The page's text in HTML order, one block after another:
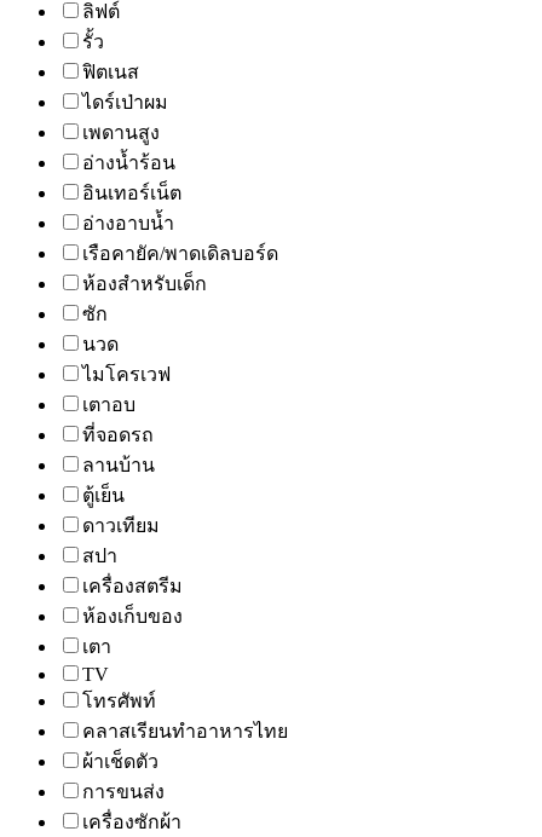
ลิฟต์
รั้ว
ฟิตเนส
ไดร์เป่าผม
เพดานสูง
อ่างน้ำร้อน
อินเทอร์เน็ต
อ่างอาบน้ำ
เรือคายัค/พาดเดิลบอร์ด
ห้องสำหรับเด็ก
ซัก
นวด
ไมโครเวฟ
เตาอบ
ที่จอดรถ
ลานบ้าน
ตู้เย็น
ดาวเทียม
สปา
เครื่องสตรีม
ห้องเก็บของ
เตา
TV
โทรศัพท์
คลาสเรียนทำอาหารไทย
ผ้าเช็ดตัว
การขนส่ง
เครื่องซักผ้า